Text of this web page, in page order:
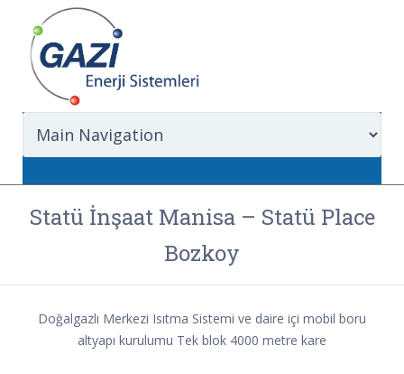
Statü İnşaat Manisa – Statü Place
Bozkoy
Doğalgazlı Merkezi Isıtma Sistemi ve daire içi mobil boru
altyapı kurulumu Tek blok 4000 metre kare